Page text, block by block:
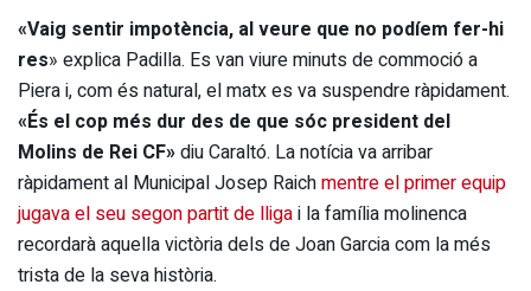
«Vaig sentir impotència, al veure que no podíem fer-hi
res» explica Padilla. Es van viure minuts de commoció a
Piera i, com és natural, el matx es va suspendre ràpidament.
«És el cop més dur des de que sóc president del
Molins de Rei CF»diu Caraltó. La notícia va arribar
ràpidament al Municipal Josep Raichmentre el primer equip
jugava el seu segon partit de lligai la família molinenca
recordarà aquella victòria dels de Joan Garcia com la més
trista de la seva història.